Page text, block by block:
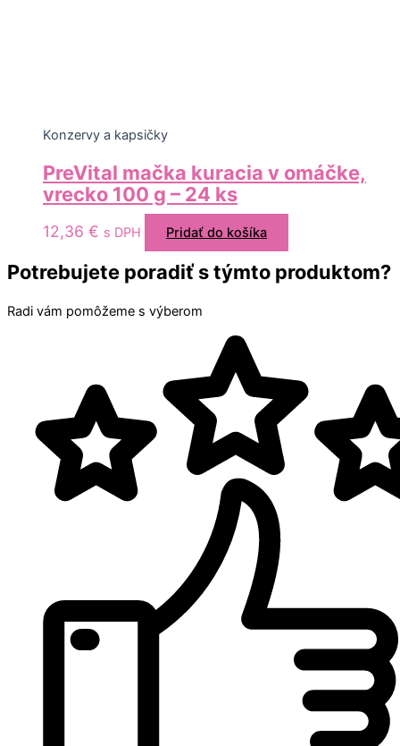
Konzervy a kapsičky
PreVital mačka kuracia v omáčke,
vrecko 100 g – 24 ks
12,36 € s DPH Pridať do košíka
Potrebujete poradiť s týmto produktom?
Radi vám pomôžeme s výberom